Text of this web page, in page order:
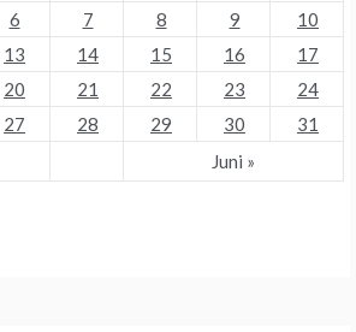
6 7 8 9
10
13 14 15 16
17
20 21 22 23
24
27 28 29 30
31
Juni »